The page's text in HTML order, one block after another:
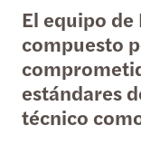
El equipo de
compuesto
estándares
técnico